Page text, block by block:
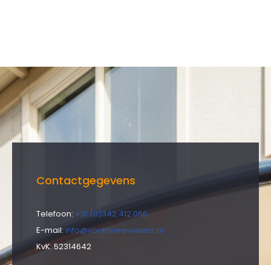
Contactgegevens
Telefoon: +31 (0)342 412 066
E-mail: info@vonktweewielers.nl
KvK: 52314642